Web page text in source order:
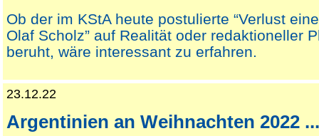
Ob der im KStA heute postulierte “Verlust
Olaf Scholz” auf Realität oder redaktioneller
beruht, wäre interessant zu erfahren.
23.12.22
Argentinien an Weihnachten 2022 ...